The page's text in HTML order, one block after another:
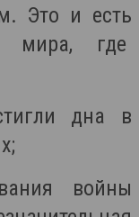
Это и есть
мира, где
дна в
войны